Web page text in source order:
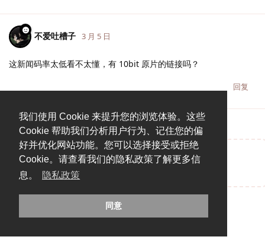
我们使用 Cookie 来提升您的浏览体验。这些
Cookie 帮助我们分析用户行为、记住您的偏
好并优化网站功能。您可以选择接受或拒绝
Cookie。请查看我们的隐私政策了解更多信
息。
隐私政策
同意
不爱吐槽子 3 月 5 日
这新闻码率太低看不太懂，有 10bit 原片的链接吗？
回复
说点什么吧...